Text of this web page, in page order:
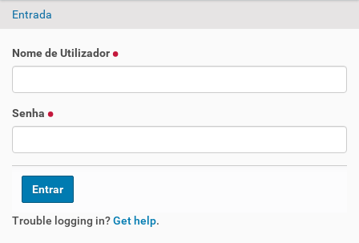
Entrada
Nome de Utilizador
Senha
Trouble logging in?Get help.